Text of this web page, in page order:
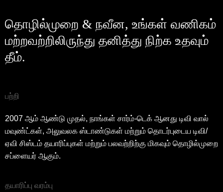
தொழில்முறை & நவீன, உங்கள் வணிகம்
மற்றவற்றிலிருந்து தனித்து நிற்க உதவும்
தீம்.
பற்றி
2007 ஆம் ஆண்டு முதல், நாங்கள் சார்ம்-டெக் ஆனது டிவி வால்
மவுண்ட்கள், அலுவலக ஸ்டாண்டுகள் மற்றும் தொடர்புடைய டிவி/
ஏவி சிஸ்டம் தயாரிப்புகள் மற்றும் பலவற்றிற்கு மிகவும் தொழில்முறை
சப்ளையர் ஆகும்.
தயாரிப்பு வரம்பு